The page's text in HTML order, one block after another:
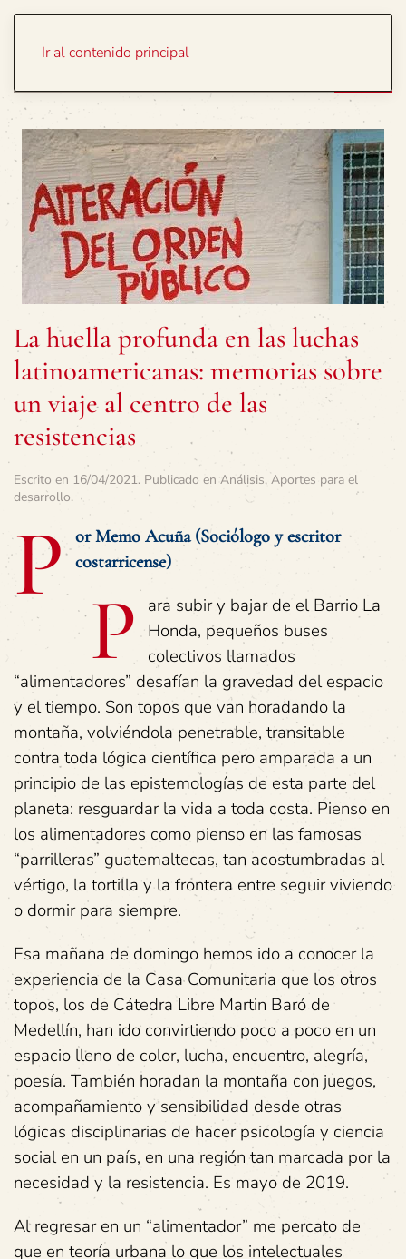
Ir al contenido principal
La huella profunda en las luchas
latinoamericanas: memorias sobre
un viaje al centro de las
resistencias
Escrito en 16/04/2021. Publicado en Análisis, Aportes para el
desarrollo.
P
or Memo Acuña (Sociólogo y escritor
costarricense)
P
ara subir y bajar de el Barrio La
Honda, pequeños buses
colectivos llamados
“alimentadores” desafían la gravedad del espacio
y el tiempo. Son topos que van horadando la
montaña, volviéndola penetrable, transitable
contra toda lógica científica pero amparada a un
principio de las epistemologías de esta parte del
planeta: resguardar la vida a toda costa. Pienso en
los alimentadores como pienso en las famosas
“parrilleras” guatemaltecas, tan acostumbradas al
vértigo, la tortilla y la frontera entre seguir viviendo
o dormir para siempre.
Esa mañana de domingo hemos ido a conocer la
experiencia de la Casa Comunitaria que los otros
topos, los de Cátedra Libre Martin Baró de
Medellín, han ido convirtiendo poco a poco en un
espacio lleno de color, lucha, encuentro, alegría,
poesía. También horadan la montaña con juegos,
acompañamiento y sensibilidad desde otras
lógicas disciplinarias de hacer psicología y ciencia
social en un país, en una región tan marcada por la
necesidad y la resistencia. Es mayo de 2019.
Al regresar en un “alimentador” me percato de
que en teoría urbana lo que los intelectuales